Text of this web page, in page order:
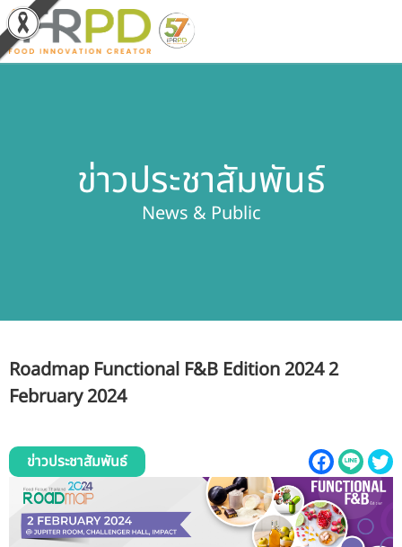
ผลิตภัณฑ์และจำหน่าย
บุคลากรสถาบัน
ระบบสารสนเทศ (ใน)
ติดต่อเรา
ข่าวประชาสัมพันธ์
News & Public
Roadmap Functional F&B Edition 2024 2
February 2024
ข่าวประชาสัมพันธ์